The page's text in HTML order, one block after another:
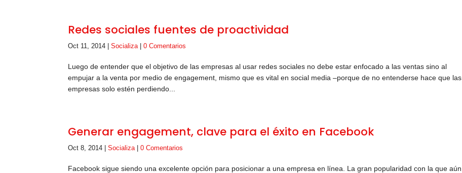
Redes sociales fuentes de proactividad
Oct 11, 2014 |Socializa|0 Comentarios
Luego de entender que el objetivo de las empresas al usar redes sociales no debe estar enfocado a las ventas sino al
empujar a la venta por medio de engagement, mismo que es vital en social media –porque de no entenderse hace que las
empresas solo estén perdiendo...
Generar engagement, clave para el éxito en Facebook
Oct 8, 2014 |Socializa|0 Comentarios
Facebook sigue siendo una excelente opción para posicionar a una empresa en línea. La gran popularidad con la que aún